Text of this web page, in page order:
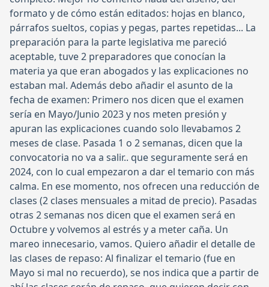
formato y de cómo están editados: hojas en blanco,
párrafos sueltos, copias y pegas, partes repetidas... La
preparación para la parte legislativa me pareció
aceptable, tuve 2 preparadores que conocían la
materia ya que eran abogados y las explicaciones no
estaban mal. Además debo añadir el asunto de la
fecha de examen: Primero nos dicen que el examen
sería en Mayo/Junio 2023 y nos meten presión y
apuran las explicaciones cuando solo llevabamos 2
meses de clase. Pasada 1 o 2 semanas, dicen que la
convocatoria no va a salir.. que seguramente será en
2024, con lo cual empezaron a dar el temario con más
calma. En ese momento, nos ofrecen una reducción de
clases (2 clases mensuales a mitad de precio). Pasadas
otras 2 semanas nos dicen que el examen será en
Octubre y volvemos al estrés y a meter caña. Un
mareo innecesario, vamos. Quiero añadir el detalle de
las clases de repaso: Al finalizar el temario (fue en
Mayo si mal no recuerdo), se nos indica que a partir de